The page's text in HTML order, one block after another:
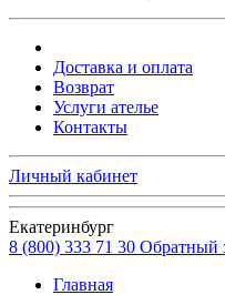
Доставка и оплата
Возврат
Услуги ателье
Контакты
Личный кабинет
Екатеринбург
8 (800) 333 71 30 Обратный
Главная